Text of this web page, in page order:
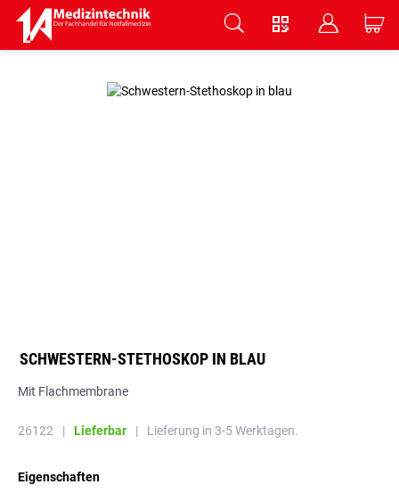
V B C
SCHWESTERN-STETHOSKOP IN BLAU
Mit Flachmembrane
26122 | Lieferbar | Lieferung in 3-5 Werktagen.
Eigenschaften